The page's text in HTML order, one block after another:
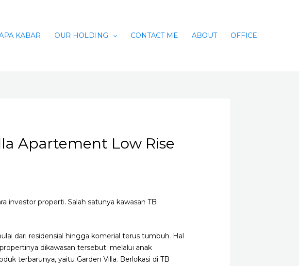
KABAR OUR HOLDING CONTACT ME ABOUT OFFICE
Apartement Low Rise
investor properti. Salah satunya kawasan TB
dari residensial hingga komerial terus tumbuh. Hal
dikawasan tersebut. melalui anak
terbarunya, yaitu Garden Villa. Berlokasi di TB